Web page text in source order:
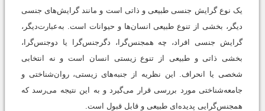
یک نوع گرایش جنسی طبیعی و ذاتی است و مانند گرایش‌های جنسی
دیگر، بخشی از تنوع طبیعی انسان‌ها و حیوانات است. به‌عبارت‌دیگر،
گرایش جنسی افراد، چه همجنس‌گرا، دگرجنس‌گرا یا دوجنس‌گرا،
بخشی ذاتی و طبیعی از تنوع زیستی انسان است و نه انتخابی
شخصی یا انحراف. این نظریه از جنبه‌های زیستی، روان‌شناختی و
جامعه‌شناختی مورد بررسی قرار می‌گیرد و به این نتیجه می‌رسد که
همجنس‌گرایی پدیده‌ای طبیعی و قابل ‌قبول است.